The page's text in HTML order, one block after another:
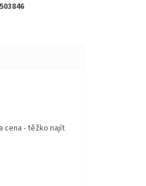
cena - těžko najít